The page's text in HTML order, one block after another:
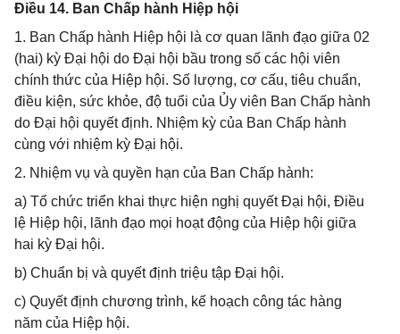
Điều 14. Ban Chấp hành Hiệp hội
1. Ban Chấp hành Hiệp hội là cơ quan lãnh đạo giữa 02
(hai) kỳ Đại hội do Đại hội bầu trong số các hội viên
chính thức của Hiệp hội. Số lượng, cơ cấu, tiêu chuẩn,
điều kiện, sức khỏe, độ tuổi của Ủy viên Ban Chấp hành
do Đại hội quyết định. Nhiệm kỳ của Ban Chấp hành
cùng với nhiệm kỳ Đại hội.
2. Nhiệm vụ và quyền hạn của Ban Chấp hành:
a) Tổ chức triển khai thực hiện nghị quyết Đại hội, Điều
lệ Hiệp hội, lãnh đạo mọi hoạt động của Hiệp hội giữa
hai kỳ Đại hội.
b) Chuẩn bị và quyết định triệu tập Đại hội.
c) Quyết định chương trình, kế hoạch công tác hàng
năm của Hiệp hội.